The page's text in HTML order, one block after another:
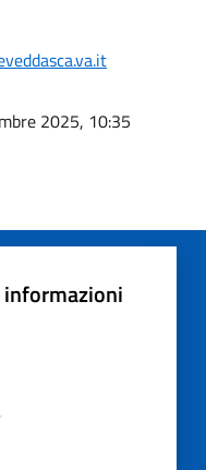
2025, 10:35
informazioni